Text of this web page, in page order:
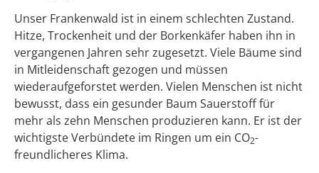
Unser Frankenwald ist in einem schlechten Zustand.
Hitze, Trockenheit und der Borkenkäfer haben ihn in
vergangenen Jahren sehr zugesetzt. Viele Bäume sind
in Mitleidenschaft gezogen und müssen
wiederaufgeforstet werden. Vielen Menschen ist nicht
bewusst, dass ein gesunder Baum Sauerstoff für
mehr als zehn Menschen produzieren kann. Er ist der
wichtigste Verbündete im Ringen um ein CO2-
freundlicheres Klima.